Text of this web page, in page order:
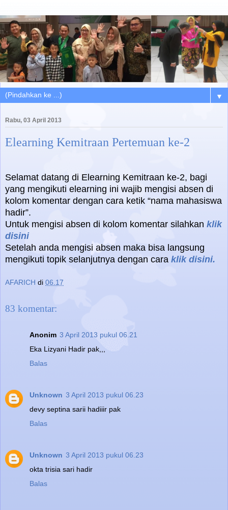
▼
Rabu, 03 April 2013
Elearning Kemitraan Pertemuan ke-2
Selamat datang di Elearning Kemitraan ke-2, bagi
yang mengikuti elearning ini wajib mengisi absen di
kolom komentar dengan cara ketik “nama mahasiswa
hadir”.
Untuk mengisi absen di kolom komentar silahkan klik
disini
Setelah anda mengisi absen maka bisa langsung
mengikuti topik selanjutnya dengan cara klik disini.
AFARICH di 06.17
83 komentar:
Anonim 3 April 2013 pukul 06.21
Eka Lizyani Hadir pak,,,
Balas
Unknown 3 April 2013 pukul 06.23
devy septina sarii hadiiir pak
Balas
Unknown 3 April 2013 pukul 06.23
okta trisia sari hadir
Balas